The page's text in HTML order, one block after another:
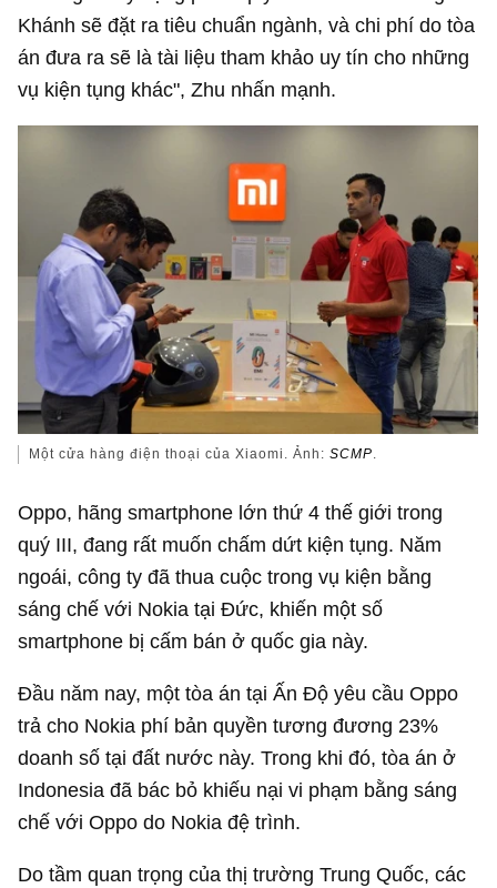
Khánh sẽ đặt ra tiêu chuẩn ngành, và chi phí do tòa
án đưa ra sẽ là tài liệu tham khảo uy tín cho những
vụ kiện tụng khác", Zhu nhấn mạnh.
Một cửa hàng điện thoại của Xiaomi. Ảnh:SCMP.
Oppo, hãng smartphone lớn thứ 4 thế giới trong
quý III, đang rất muốn chấm dứt kiện tụng. Năm
ngoái, công ty đã thua cuộc trong vụ kiện bằng
sáng chế với Nokia tại Đức, khiến một số
smartphone bị cấm bán ở quốc gia này.
Đầu năm nay, một tòa án tại Ấn Độ yêu cầu Oppo
trả cho Nokia phí bản quyền tương đương 23%
doanh số tại đất nước này. Trong khi đó, tòa án ở
Indonesia đã bác bỏ khiếu nại vi phạm bằng sáng
chế với Oppo do Nokia đệ trình.
Do tầm quan trọng của thị trường Trung Quốc, các